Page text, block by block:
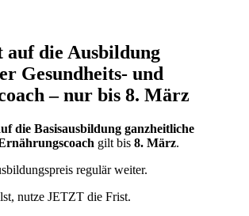
auf die Ausbildung
Gesundheits- und
– nur bis 8. März
die Basisausbildung ganzheitliche
gilt bis 8. März.
regulär weiter.
nutze JETZT die Frist.